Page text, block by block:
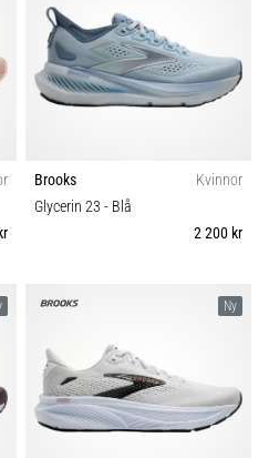
Brooks
Kvinnor
Glycerin 23 - Blå
2 200 kr
Ny